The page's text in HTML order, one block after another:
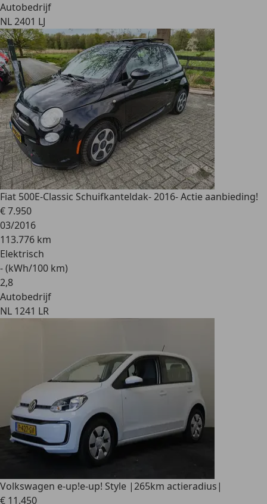
Autobedrijf
NL 2401 LJ
Fiat 500E-Classic Schuifkanteldak- 2016- Actie aanbieding!
€ 7.950
03/2016
113.776 km
Elektrisch
- (kWh/100 km)
2,8
Autobedrijf
NL 1241 LR
Volkswagen e-up!e-up! Style |265km actieradius|
€ 11.450